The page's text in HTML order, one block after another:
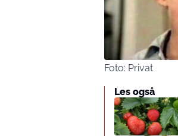
Foto: Privat
Les også